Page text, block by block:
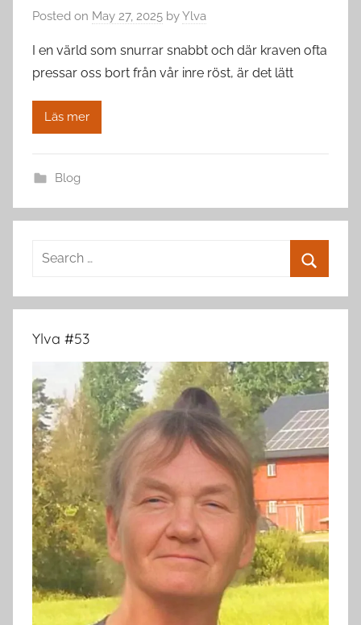
Posted on May 27, 2025 byYlva
I en värld som snurrar snabbt och där kraven ofta
pressar oss bort från vår inre röst, är det lätt
Läs mer
Blog
Search
Ylva #53